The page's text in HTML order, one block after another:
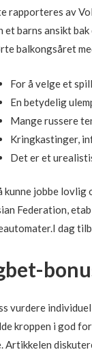
rapporteres av
et barns ansikt
balkongsåret
For å velge et
En betydelig
Mange russere
Kringkastinger,
Det er et
kunne jobbe lovlig
Federation,
dag
vurdere
kroppen i god
Artikkelen